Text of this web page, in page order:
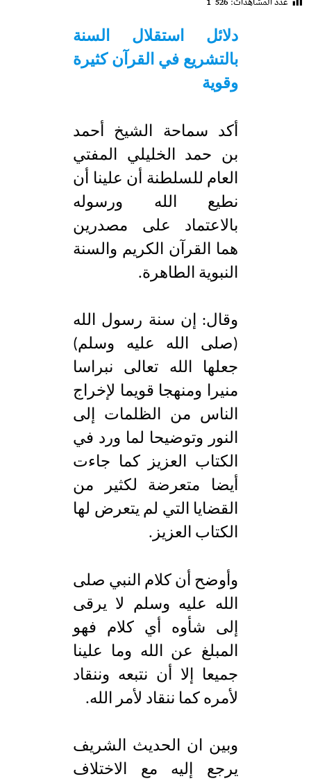
دلائل استقلال السنة
بالتشريع في القرآن كثيرة
وقوية
أكد سماحة الشيخ أحمد
بن حمد الخليلي المفتي
العام للسلطنة أن علينا أن
نطيع الله ورسوله
بالاعتماد على مصدرين
هما القرآن الكريم والسنة
النبوية الطاهرة.
وقال: إن سنة رسول الله
(صلى الله عليه وسلم)
جعلها الله تعالى نبراسا
منيرا ومنهجا قويما لإخراج
الناس من الظلمات إلى
النور وتوضيحا لما ورد في
الكتاب العزيز كما جاءت
أيضا متعرضة لكثير من
القضايا التي لم يتعرض لها
الكتاب العزيز.
وأوضح أن كلام النبي صلى
الله عليه وسلم لا يرقى
إلى شأوه أي كلام فهو
المبلغ عن الله وما علينا
جميعا إلا أن نتبعه وننقاد
لأمره كما ننقاد لأمر الله.
وبين ان الحديث الشريف
يرجع إليه مع الاختلاف